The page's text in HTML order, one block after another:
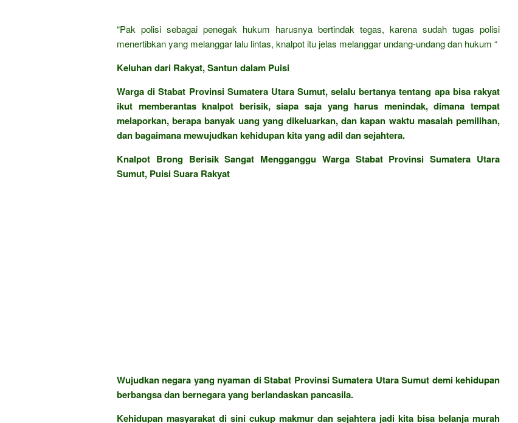
“Pak polisi sebagai penegak hukum harusnya bertindak tegas, karena sudah tugas polisi
menertibkan yang melanggar lalu lintas, knalpot itu jelas melanggar undang-undang dan hukum “
Keluhan dari Rakyat, Santun dalam Puisi
Warga di Stabat Provinsi Sumatera Utara Sumut, selalu bertanya tentang apa bisa rakyat
ikut memberantas knalpot berisik, siapa saja yang harus menindak, dimana tempat
melaporkan, berapa banyak uang yang dikeluarkan, dan kapan waktu masalah pemilihan,
dan bagaimana mewujudkan kehidupan kita yang adil dan sejahtera.
Knalpot Brong Berisik Sangat Mengganggu Warga Stabat Provinsi Sumatera Utara
Sumut, Puisi Suara Rakyat
Wujudkan negara yang nyaman di Stabat Provinsi Sumatera Utara Sumut demi kehidupan
berbangsa dan bernegara yang berlandaskan pancasila.
Kehidupan masyarakat di sini cukup makmur dan sejahtera jadi kita bisa belanja murah